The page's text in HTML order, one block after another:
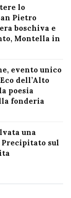
lo
Pietro
boschiva e
Montella in
evento unico
dell’Alto
poesia
fonderia
una
Precipitato sul